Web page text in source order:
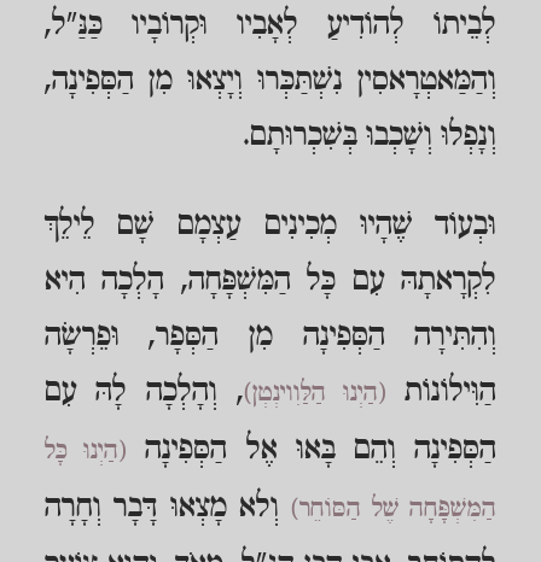
לְבֵיתוֹ לְהוֹדִיעַ לְאָבִיו וּקְרוֹבָיו כַּנַּ"ל,
וְהַמַּאטְרָאסִין נִשְׁתַּכְּרוּ וְיָצְאוּ מִן הַסְּפִינָה,
וְנָפְלוּ וְשָׁכְבוּ בְּשִׁכְרוּתָם.
וּבְעוֹד שֶׁהָיוּ מְכִינִים עַצְמָם שָׁם לֵילֵךְ
לִקְרָאתָהּ עִם כָּל הַמִּשְׁפָּחָה, הָלְכָה הִיא
וְהִתִּירָה הַסְּפִינָה מִן הַסְּפָר, וּפֵרְשָׂה
הַוִּילוֹנוֹת (הַיְנוּ הַלַּוִוינְטְן), וְהָלְכָה לָהּ עִם
הַסְּפִינָה וְהֵם בָּאוּ אֶל הַסְּפִינָה (הַיְנוּ כָּל
הַמִּשְׁפָּחָה שֶׁל הַסּוֹחֵר) וְלא מָצְאוּ דָּבָר וְחָרָה